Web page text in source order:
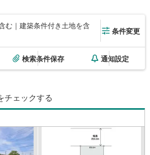
む｜建築条件付き土地を含
条件変更
検索条件保存 通知設定
チェックする